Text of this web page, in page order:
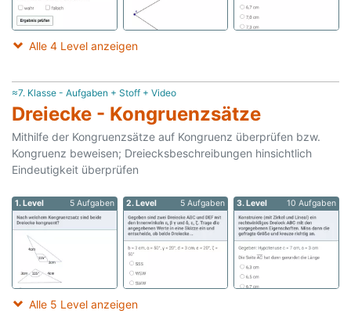
Alle 4 Level anzeigen
≈7. Klasse - Aufgaben + Stoff + Video
Dreiecke - Kongruenzsätze
Mithilfe der Kongruenzsätze auf Kongruenz überprüfen bzw.
Kongruenz beweisen; Dreiecksbeschreibungen hinsichtlich
Eindeutigkeit überprüfen
1. Level 5 Aufgaben 2. Level 5 Aufgaben 3. Level 10 Aufgaben
Alle 5 Level anzeigen